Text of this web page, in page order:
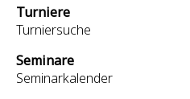
Turniere
Turniersuche
Seminare
Seminarkalender